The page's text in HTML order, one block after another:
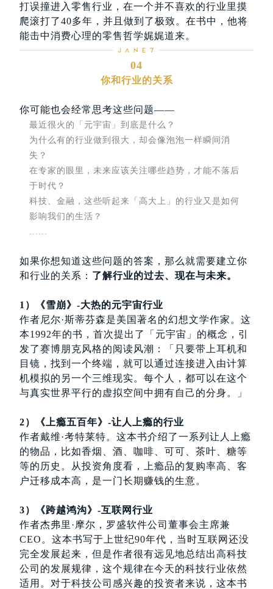
打误撞进入零售行业，在一个并不喜欢的行业里摸
爬滚打了40多年，并且做到了极致。在书中，他将
能击中消费心理的零售哲学娓娓道来。
04
你和行业的关系
你可能也会经常思考这些问题——
最近很火的「元宇宙」到底是什么？
为什么有的行业做到很大，却会像泡泡一样瞬间消
失？
在专家的眼里，未来应该关注哪些趋势，才能不落后
于时代？
科技、金融，这些听起来「高大上」的行业又是如何
影响我们的生活？
如果你想知道这些问题的答案，那么就需要建立你
和行业的关系： 了解行业的过去、现在与未来。
1）《雪崩》-大热的元宇宙行业
作者尼尔·斯蒂芬森是美国著名的幻想文学作家。这
本1992年的书，首次提出了「元宇宙」的概念，引
发了赛博朋克风格的阅读风潮：「只要带上耳机和
目镜，找到一个终端，就可以通过连接进入由计算
机模拟的另一个三维现实。每个人，都可以在这个
与真实世界平行的虚拟空间中拥有自己的分身。」
2）《上瘾五百年》-让人上瘾的行业
作者戴维·考特莱特。这本书介绍了一系列让人上瘾
的物品，比如香烟、酒、咖啡、可可、茶叶、糖等
等的历史。从投资角度看，上瘾品的复购率高、客
户迁移成本高，是一门长期赚钱的生意。
3）《跨越鸿沟》-互联网行业
作者杰弗里·摩尔，罗盛软件公司董事会主席兼
CEO。这本书写于上世纪90年代，当时互联网还没
完全发展起来，但是作者很有远见地总结出高科技
公司的发展规律，这个规律在今天的科技行业依然
适用。对于科技公司感兴趣的投资者来说，这本书